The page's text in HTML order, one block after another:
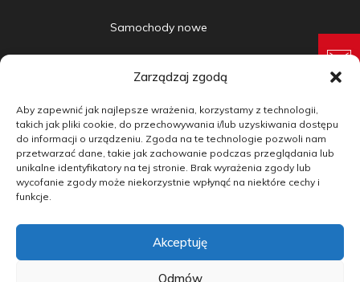
Zarządzaj zgodą
Aby zapewnić jak najlepsze wrażenia, korzystamy z technologii,
takich jak pliki cookie, do przechowywania i/lub uzyskiwania dostępu
do informacji o urządzeniu. Zgoda na te technologie pozwoli nam
przetwarzać dane, takie jak zachowanie podczas przeglądania lub
unikalne identyfikatory na tej stronie. Brak wyrażenia zgody lub
wycofanie zgody może niekorzystnie wpłynąć na niektóre cechy i
funkcje.
Akceptuję
Odmów
Samochody nowe
Samochody używane
Doradztwo
Finansowanie
Kontakt
copyright by carmotive.pl 2026©